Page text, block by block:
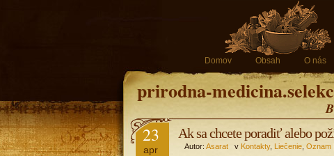
Domov Obsah O nás
prirodna-
23
apr
Ak sa chcete poradiť alebo
Autor: Asarat v Kontakty, Liečenie Oznam